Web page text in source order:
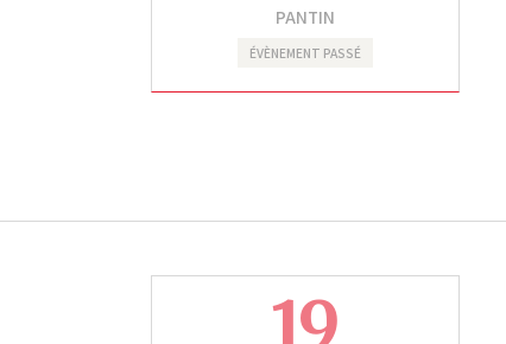
PANTIN
ÉVÈNEMENT PASSÉ